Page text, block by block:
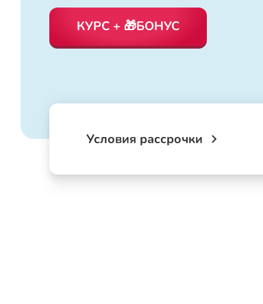
КУРС + 🎁БОНУС
Условия рассрочки